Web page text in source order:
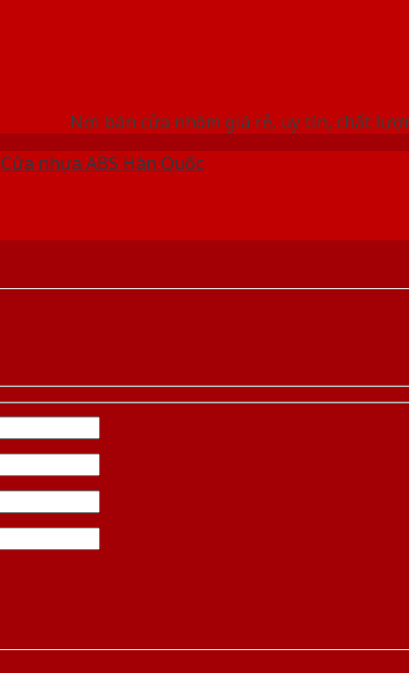
Nơi bán cửa nhôm giá rẻ, uy tín, chất
Cửa nhựa ABS Hàn Quốc